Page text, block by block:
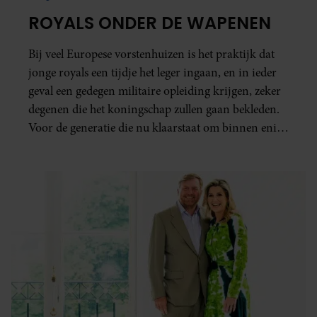
ROYALS ONDER DE WAPENEN
Bij veel Europese vorstenhuizen is het praktijk dat
jonge royals een tijdje het leger ingaan, en in ieder
geval een gedegen militaire opleiding krijgen, zeker
degenen die het koningschap zullen gaan bekleden.
Voor de generatie die nu klaarstaat om binnen enige